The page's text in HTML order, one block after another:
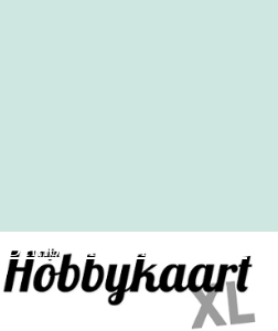
Demo Archief